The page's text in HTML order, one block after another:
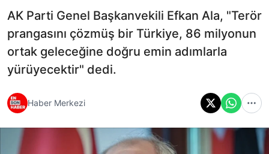
AK Parti Genel Başkanvekili Efkan Ala, "Terör
prangasını çözmüş bir Türkiye, 86 milyonun
ortak geleceğine doğru emin adımlarla
yürüyecektir" dedi.
Haber Merkezi